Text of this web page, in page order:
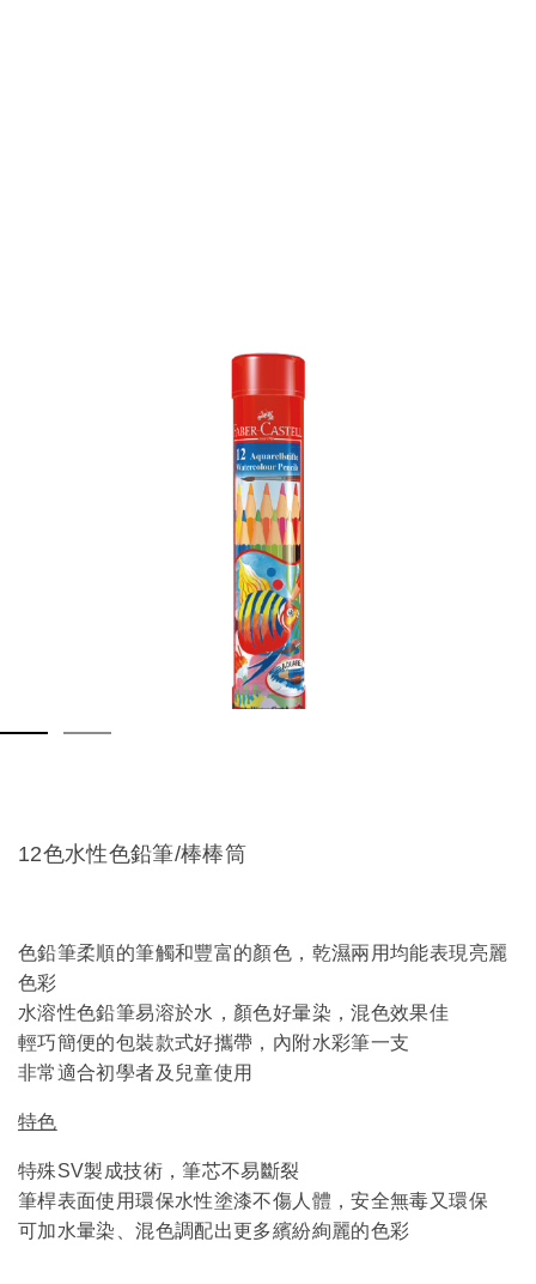
12色水性色鉛筆/棒棒筒
色鉛筆柔順的筆觸和豐富的顏色，乾濕兩用均能表現亮麗
色彩
水溶性色鉛筆易溶於水，顏色好暈染，混色效果佳
輕巧簡便的包裝款式好攜帶，內附水彩筆一支
非常適合初學者及兒童使用
特色
特殊SV製成技術，筆芯不易斷裂
筆桿表面使用環保水性塗漆不傷人體，安全無毒又環保
可加水暈染、混色調配出更多繽紛絢麗的色彩